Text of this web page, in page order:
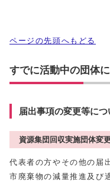
ページの先頭へもどる
すでに活動中の団体
届出事項の変更等につ
資源集団回収実施団体変
代表者の方やその他の届
市廃棄物の減量推進及び